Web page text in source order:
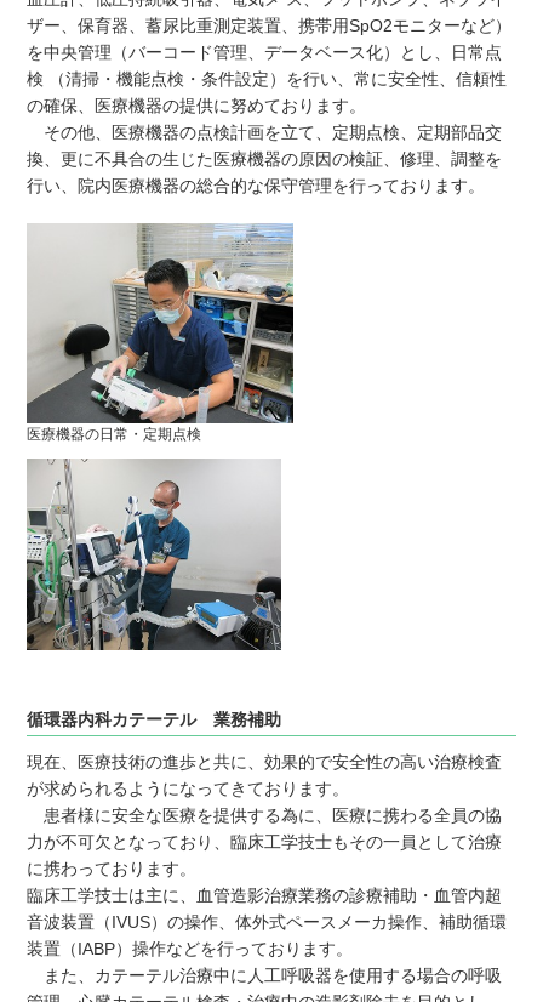
ザー、保育器、蓄尿比重測定装置、携帯用SpO2モニターなど）
を中央管理（バーコード管理、データベース化）とし、日常点
検 （清掃・機能点検・条件設定）を行い、常に安全性、信頼性
の確保、医療機器の提供に努めております。
その他、医療機器の点検計画を立て、定期点検、定期部品交
換、更に不具合の生じた医療機器の原因の検証、修理、調整を
行い、院内医療機器の総合的な保守管理を行っております。
医療機器の日常・定期点検
循環器内科カテーテル 業務補助
現在、医療技術の進歩と共に、効果的で安全性の高い治療検査
が求められるようになってきております。
患者様に安全な医療を提供する為に、医療に携わる全員の協
力が不可欠となっており、臨床工学技士もその一員として治療
に携わっております。
臨床工学技士は主に、血管造影治療業務の診療補助・血管内超
音波装置（IVUS）の操作、体外式ペースメーカ操作、補助循環
装置（IABP）操作などを行っております。
また、カテーテル治療中に人工呼吸器を使用する場合の呼吸